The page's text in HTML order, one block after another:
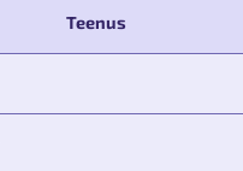
Teenus